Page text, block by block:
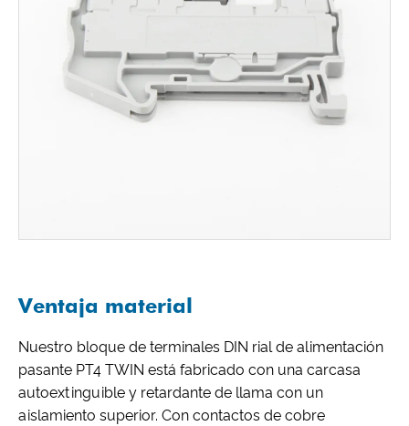
Ventaja material
Nuestro bloque de terminales DIN rial de alimentación
pasante PT4 TWIN está fabricado con una carcasa
autoextinguible y retardante de llama con un
aislamiento superior. Con contactos de cobre